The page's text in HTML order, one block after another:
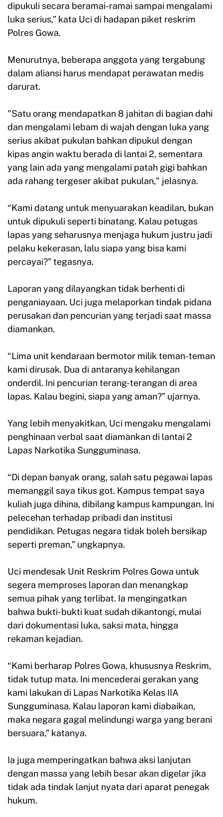
dipukuli secara beramai-ramai sampai mengalami
luka serius,” kata Uci di hadapan piket reskrim
Polres Gowa.
Menurutnya, beberapa anggota yang tergabung
dalam aliansi harus mendapat perawatan medis
darurat.
"Satu orang mendapatkan 8 jahitan di bagian dahi
dan mengalami lebam di wajah dengan luka yang
serius akibat pukulan bahkan dipukul dengan
kipas angin waktu berada di lantai 2, sementara
yang lain ada yang mengalami patah gigi bahkan
ada rahang tergeser akibat pukulan," jelasnya.
“Kami datang untuk menyuarakan keadilan, bukan
untuk dipukuli seperti binatang. Kalau petugas
lapas yang seharusnya menjaga hukum justru jadi
pelaku kekerasan, lalu siapa yang bisa kami
percayai?” tegasnya.
Laporan yang dilayangkan tidak berhenti di
penganiayaan. Uci juga melaporkan tindak pidana
perusakan dan pencurian yang terjadi saat massa
diamankan.
“Lima unit kendaraan bermotor milik teman-teman
kami dirusak. Dua di antaranya kehilangan
onderdil. Ini pencurian terang-terangan di area
lapas. Kalau begini, siapa yang aman?” ujarnya.
Yang lebih menyakitkan, Uci mengaku mengalami
penghinaan verbal saat diamankan di lantai 2
Lapas Narkotika Sungguminasa.
“Di depan banyak orang, salah satu pegawai lapas
memanggil saya tikus got. Kampus tempat saya
kuliah juga dihina, dibilang kampus kampungan. Ini
pelecehan terhadap pribadi dan institusi
pendidikan. Petugas negara tidak boleh bersikap
seperti preman,” ungkapnya.
Uci mendesak Unit Reskrim Polres Gowa untuk
segera memproses laporan dan menangkap
semua pihak yang terlibat. Ia mengingatkan
bahwa bukti-bukti kuat sudah dikantongi, mulai
dari dokumentasi luka, saksi mata, hingga
rekaman kejadian.
“Kami berharap Polres Gowa, khususnya Reskrim,
tidak tutup mata. Ini mencederai gerakan yang
kami lakukan di Lapas Narkotika Kelas IIA
Sungguminasa. Kalau laporan kami diabaikan,
maka negara gagal melindungi warga yang berani
bersuara,” katanya.
Ia juga memperingatkan bahwa aksi lanjutan
dengan massa yang lebih besar akan digelar jika
tidak ada tindak lanjut nyata dari aparat penegak
hukum.